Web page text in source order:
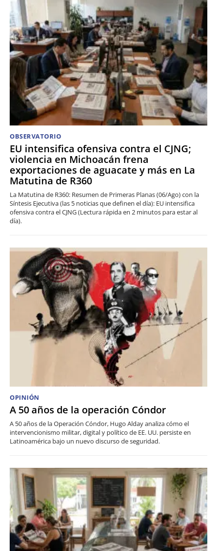
OBSERVATORIO
EU intensifica ofensiva contra el CJNG;
violencia en Michoacán frena
exportaciones de aguacate y más en La
Matutina de R360
La Matutina de R360: Resumen de Primeras Planas (06/Ago) con la
Síntesis Ejecutiva (las 5 noticias que definen el día): EU intensifica
ofensiva contra el CJNG (Lectura rápida en 2 minutos para estar al
día).
OPINIÓN
A 50 años de la operación Cóndor
A 50 años de la Operación Cóndor, Hugo Alday analiza cómo el
intervencionismo militar, digital y político de EE. UU. persiste en
Latinoamérica bajo un nuevo discurso de seguridad.